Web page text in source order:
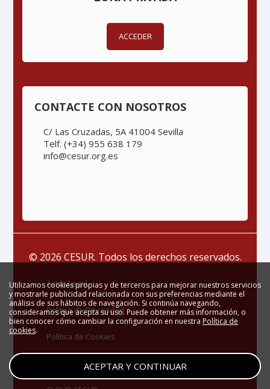
ACCEDER
CONTACTE CON NOSOTROS
C/ Las Cruzadas, 5A 41004 Sevilla
Telf. (+34) 955 638 179
info@cesur.org.es
© 2026 CESUR. Todos los derechos reservados.
Aviso Legal
Política de Privacidad
Política de Cookies
Zona Privada
Utilizamos cookies propias y de terceros para mejorar nuestros servicios
y mostrarle publicidad relacionada con sus preferencias mediante el
análisis de sus hábitos de navegación. Si continúa navegando,
consideramos que acepta su uso. Puede obtener más información, o
bien conocer cómo cambiar la configuración en nuestra Política de
cookies.
ACEPTAR Y CONTINUAR